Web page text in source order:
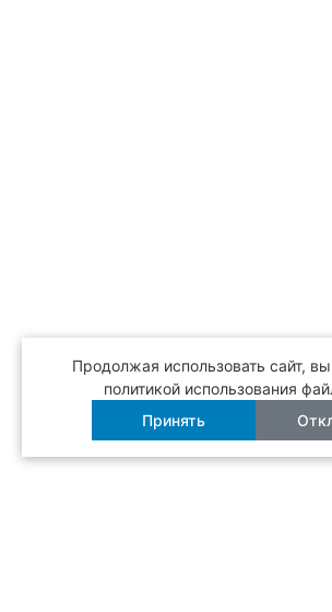
Продолжая использовать сайт,
политикой использования
Принять